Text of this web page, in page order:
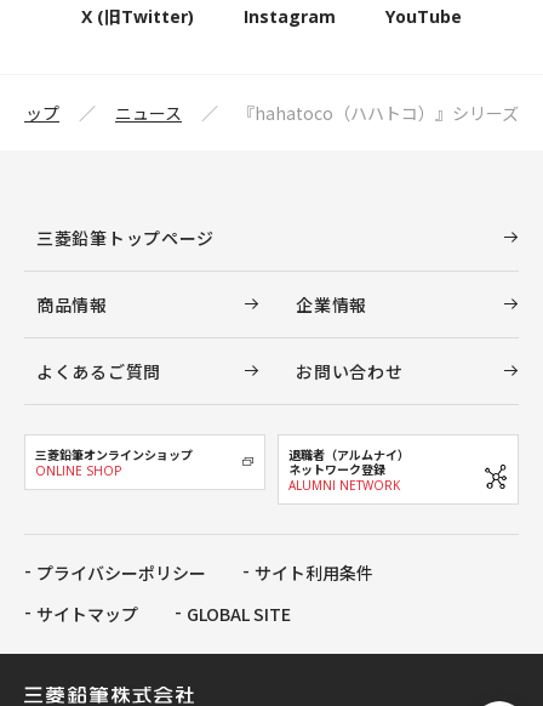
X (旧Twitter) Instagram YouTube
トップ ニュース 『hahatoco（ハハトコ）』シリーズ
三菱鉛筆トップページ
商品情報 企業情報
よくあるご質問 お問い合わせ
三菱鉛筆オンラインショップ
ONLINE SHOP
退職者（アルムナイ）
ネットワーク登録
ALUMNI NETWORK
プライバシーポリシー
サイト利用条件
サイトマップ
GLOBAL SITE